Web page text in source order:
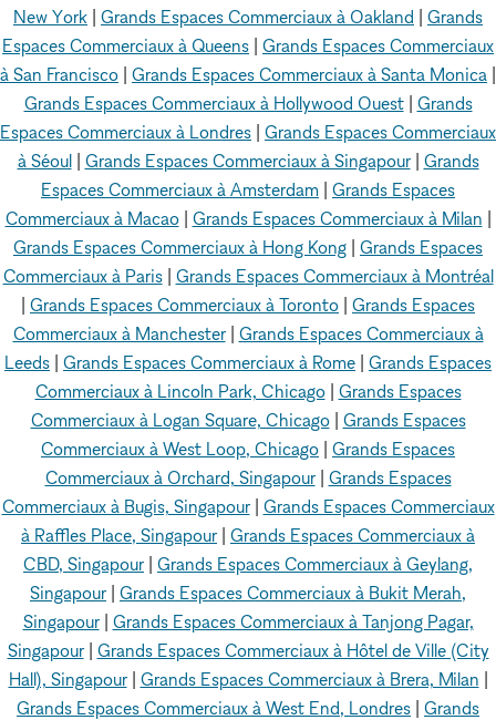
New York Grands Espaces Commerciaux à Oakland
Grands
Espaces Commerciaux à Queens Grands Espaces Commerciaux
à San Francisco Grands Espaces Commerciaux à Santa Monica
Grands Espaces Commerciaux à Hollywood Ouest| Grands
Espaces Commerciaux à Londres Grands Espaces Commerciaux
à Séoul| Grands Espaces Commerciaux à Singapour| Grands
Espaces Commerciaux à Amsterdam Grands Espaces
Commerciaux à Macao| Grands Espaces Commerciaux à Milan
Grands Espaces Commerciaux à Hong Kong Grands Espaces
Commerciaux à Paris| Grands Espaces Commerciaux à Montréal
Grands Espaces Commerciaux à Toronto Grands Espaces
Commerciaux à Manchester| Grands Espaces Commerciaux à
Leeds Grands Espaces Commerciaux à Rome Grands Espaces
Commerciaux à Lincoln Park, Chicago| Grands Espaces
Commerciaux à Logan Square, Chicago| Grands Espaces
Commerciaux à West Loop, Chicago Grands Espaces
Commerciaux à Orchard, Singapour| Grands Espaces
Commerciaux à Bugis, Singapour| Grands Espaces Commerciaux
à Raffles Place, Singapour Grands Espaces Commerciaux à
CBD, Singapour Grands Espaces Commerciaux à Geylang,
Singapour Grands Espaces Commerciaux à Bukit Merah,
Singapour| Grands Espaces Commerciaux à Tanjong Pagar,
Singapour| Grands Espaces Commerciaux à Hôtel de Ville (City
Hall), Singapour| Grands Espaces Commerciaux à Brera, Milan
Grands Espaces Commerciaux à West End, Londres Grands